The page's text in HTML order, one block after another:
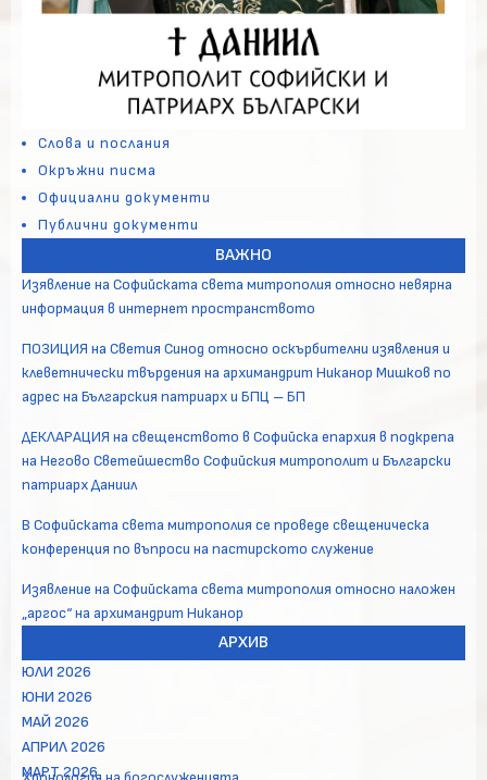
Слова и послания
Окръжни писма
Официални документи
Публични документи
ВАЖНО
Изявление на Софийската света митрополия относно невярна
информация в интернет пространството
ПОЗИЦИЯ на Светия Синод относно оскърбителни изявления и
клеветнически твърдения на архимандрит Никанор Мишков по
адрес на Българския патриарх и БПЦ – БП
ДЕКЛАРАЦИЯ на свещенството в Софийска епархия в подкрепа
на Негово Светейшество Софийския митрополит и Български
патриарх Даниил
В Софийската света митрополия се проведе свещеническа
конференция по въпроси на пастирското служение
Изявление на Софийската света митрополия относно наложен
„аргос“ на архимандрит Никанор
АРХИВ
ЮЛИ 2026
ЮНИ 2026
МАЙ 2026
АПРИЛ 2026
МАРТ 2026